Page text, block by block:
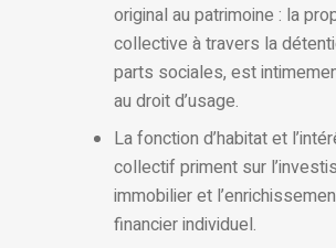
original au patrimoine : la
collective à travers la
parts sociales, est
au droit d’usage.
La fonction d’habitat et
collectif priment sur
immobilier et
financier individuel.